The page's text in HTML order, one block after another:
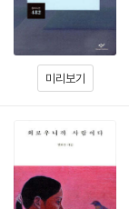
미리보기